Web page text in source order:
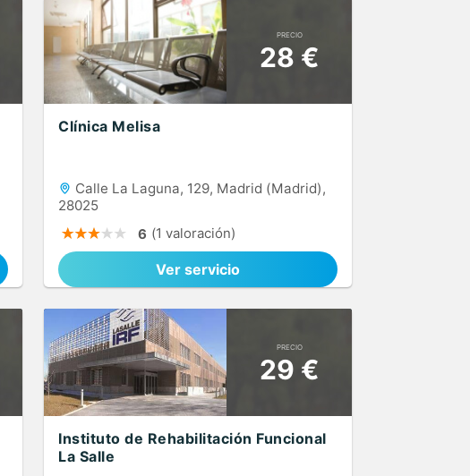
PRECIO
28 €
Clínica Melisa
Calle La Laguna, 129, Madrid (Madrid),
28025
6 (1 valoración)
Ver servicio
PRECIO
29 €
Instituto de Rehabilitación Funcional
La Salle